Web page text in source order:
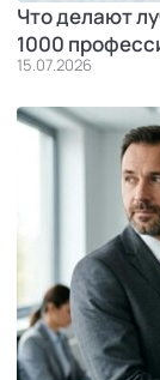
Что делают
1000
15.07.2026